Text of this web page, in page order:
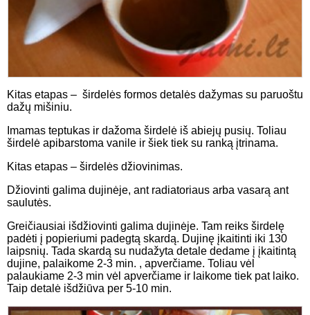
Kitas etapas – širdelės formos detalės dažymas su paruoštu
dažų mišiniu.
Imamas teptukas ir dažoma širdelė iš abiejų pusių. Toliau
širdelė apibarstoma vanile ir šiek tiek su ranką įtrinama.
Kitas etapas – širdelės džiovinimas.
Džiovinti galima dujinėje, ant radiatoriaus arba vasarą ant
saulutės.
Greičiausiai išdžiovinti galima dujinėje. Tam reiks širdelę
padėti į popieriumi padegtą skardą. Dujinę įkaitinti iki 130
laipsnių. Tada skardą su nudažyta detale dedame į įkaitintą
dujine, palaikome 2-3 min. , apverčiame. Toliau vėl
palaukiame 2-3 min vėl apverčiame ir laikome tiek pat laiko.
Taip detalė išdžiūva per 5-10 min.